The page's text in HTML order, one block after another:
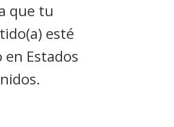
que tu
esté
Estados